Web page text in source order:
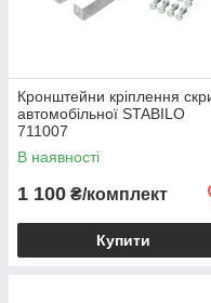
Кронштейни кріплення
автомобільної STABILO
711007
В наявності
1 100 ₴/комплект
Купити